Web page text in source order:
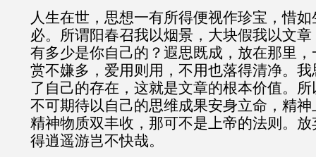
人生在世，思想一有所得便视作珍宝，惜
必。所谓阳春召我以烟景，大块假我以文
有多少是你自己的？遐思既成，放在那里
赏不嫌多，爱用则用，不用也落得清净。
了自己的存在，这就是文章的根本价值。
不可期待以自己的思维成果安身立命，精
精神物质双丰收，那可不是上帝的法则。
得逍遥游岂不快哉。